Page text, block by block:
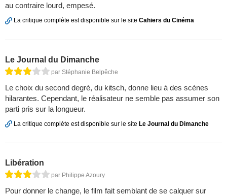
au contraire lourd, empesé.
La critique complète est disponible sur le site Cahiers du Cinéma
Le Journal du Dimanche
par Stéphanie Belpêche
Le choix du second degré, du kitsch, donne lieu à des scènes
hilarantes. Cependant, le réalisateur ne semble pas assumer son
parti pris sur la longueur.
La critique complète est disponible sur le site Le Journal du Dimanche
Libération
par Philippe Azoury
Pour donner le change, le film fait semblant de se calquer sur